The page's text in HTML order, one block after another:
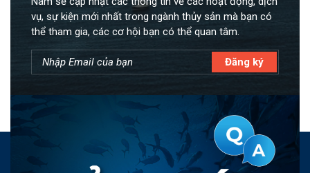
vụ, sự kiện mới nhất trong ngành thủy sản mà bạn có
thể tham gia, các cơ hội bạn có thể quan tâm.